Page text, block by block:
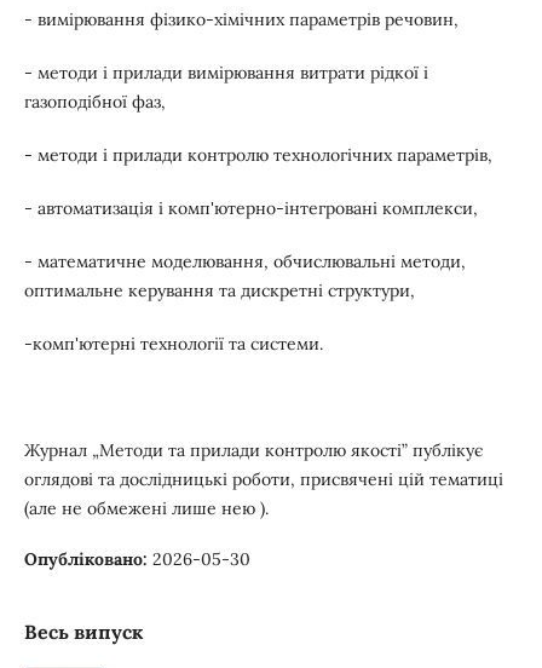
- вимірювання фізико-хімічних параметрів речовин,
- методи і прилади вимірювання витрати рідкої і
газоподібної фаз,
- методи і прилади контролю технологічних параметрів,
- автоматизація і комп'ютерно-інтегровані комплекси,
- математичне моделювання, обчислювальні методи,
оптимальне керування та дискретні структури,
-комп'ютерні технології та системи.
Журнал „Методи та прилади контролю якості” публікує
оглядові та дослідницькі роботи, присвячені цій тематиці
(але не обмежені лише нею ).
Опубліковано: 2026-05-30
Весь випуск